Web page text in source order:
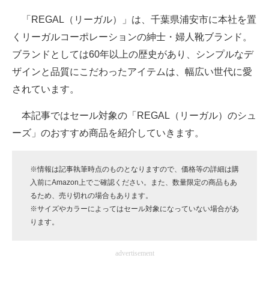
経営リーダーのコミュニティ
ITエンジニア向け専門サイト
企業向けIT製品の総合サイト
IT製品の技術・比較・事例
製造業のIT導入・活用を支援
モノづくり技術者専門サイト
エレクトロニクス専門サイト
「REGAL（リーガル）」は、千葉県浦安市に本社を置
くリーガルコーポレーションの紳士・婦人靴ブランド。
ブランドとしては60年以上の歴史があり、シンプルなデ
ザインと品質にこだわったアイテムは、幅広い世代に愛
されています。
本記事ではセール対象の「REGAL（リーガル）のシュ
ーズ」のおすすめ商品を紹介していきます。
※情報は記事執筆時点のものとなりますので、価格等の詳細は購
入前にAmazon上でご確認ください。また、数量限定の商品もあ
るため、売り切れの場合もあります。
※サイズやカラーによってはセール対象になっていない場合があ
ります。
advertisement